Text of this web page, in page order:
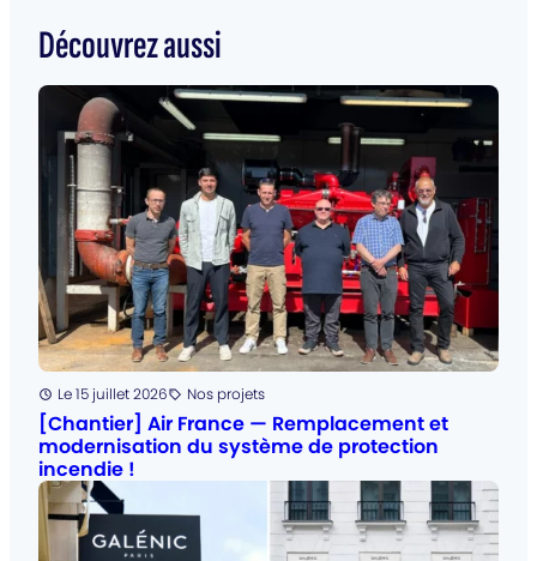
Découvrez aussi
Posté
Le 15 juillet 2026Catégorie
:
Nos projets
[Chantier] Air France — Remplacement et
modernisation du système de protection
incendie !